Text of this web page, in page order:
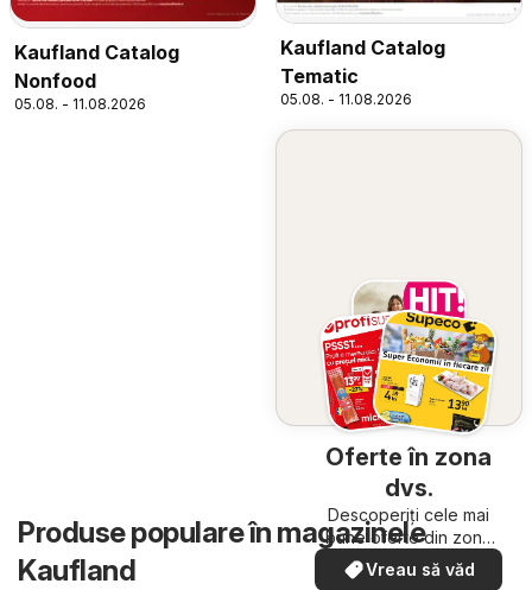
Kaufland Catalog
Nonfood
05.08. - 11.08.2026
Kaufland Catalog
Tematic
05.08. - 11.08.2026
Oferte în zona
dvs.
Descoperiți cele mai
bune oferte din zona
dumneavoastră
Vreau să văd
Produse populare în magazinele
Kaufland